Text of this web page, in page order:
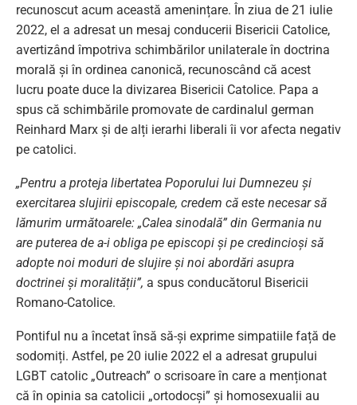
recunoscut acum această amenințare. În ziua de 21 iulie
2022, el a adresat un mesaj conducerii Bisericii Catolice,
avertizând împotriva schimbărilor unilaterale în doctrina
morală și în ordinea canonică, recunoscând că acest
lucru poate duce la divizarea Bisericii Catolice. Papa a
spus că schimbările promovate de cardinalul german
Reinhard Marx și de alți ierarhi liberali îi vor afecta negativ
pe catolici.
„Pentru a proteja libertatea Poporului lui Dumnezeu și
exercitarea slujirii episcopale, credem că este necesar să
lămurim următoarele: „Calea sinodală” din Germania nu
are puterea de a-i obliga pe episcopi și pe credincioși să
adopte noi moduri de slujire și noi abordări asupra
doctrinei și moralității”, a spus conducătorul Bisericii
Romano-Catolice.
Pontiful nu a încetat însă să-și exprime simpatiile față de
sodomiți. Astfel, pe 20 iulie 2022 el a adresat grupului
LGBT catolic „Outreach” o scrisoare în care a menționat
că în opinia sa catolicii „ortodocși” și homosexualii au